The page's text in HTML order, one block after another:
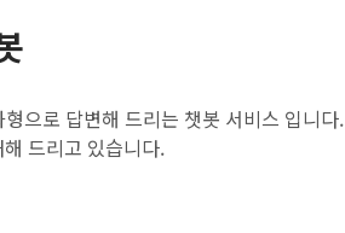
으로 답변해 드리는 챗봇 서비스 입니다.
드리고 있습니다.